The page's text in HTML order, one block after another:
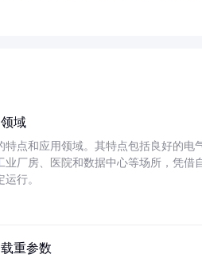
域
特点和应用领域。其特点包括良好的电
业厂房、医院和数据中心等场所，凭借
行。
重参数